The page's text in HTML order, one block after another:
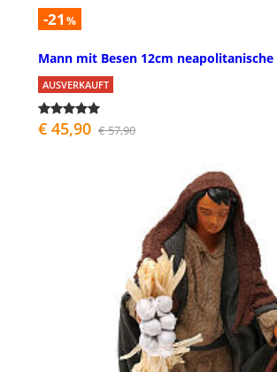
-21 %
Mann mit Besen 12cm
AUSVERKAUFT
€ 45,90 € 57,90